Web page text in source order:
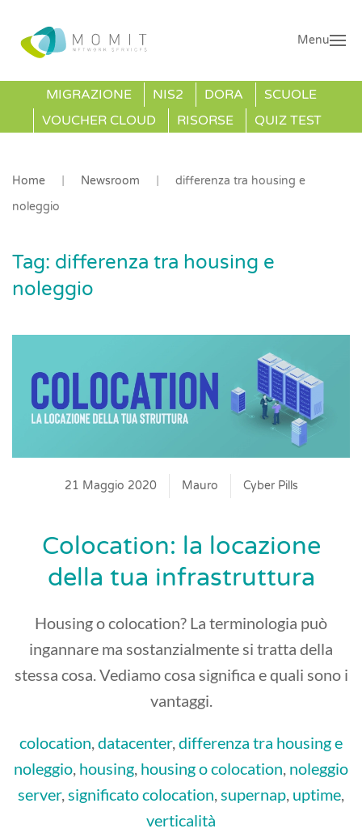
Menu
MIGRAZIONE NIS2 DORA
SCUOLE
VOUCHER CLOUD
RISORSE QUIZ TEST
Home Newsroom
differenza tra housing e
noleggio
Tag: differenza tra housing e
noleggio
21 Maggio 2020 Mauro Cyber Pills
Colocation: la locazione
della tua infrastruttura
Housing o colocation? La terminologia può
ingannare ma sostanzialmente si tratta della
stessa cosa. Vediamo cosa significa e quali sono i
vantaggi.
colocation,datacenter,differenza tra housing e
noleggio, housing, housing o colocation, noleggio
server,significato colocation,supernap, uptime,
verticalità